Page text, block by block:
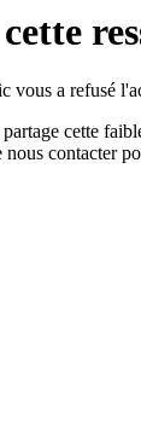
a refusé
cette
contacter